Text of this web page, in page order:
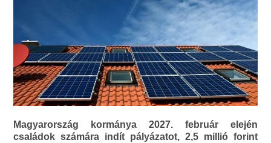
Magyarország kormánya 2027. február elején
családok számára indít pályázatot, 2,5 millió forint